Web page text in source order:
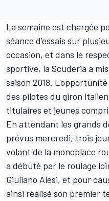
La semaine est chargée
séance d'essais sur
occasion, et dans le
sportive, la Scuderia a
saison 2018.
des pilotes du giron
titulaires et jeunes
En attendant les grands
prévus mercredi, trois
volant de la monoplace
a débuté par le roulage
Giuliano Alesi, et pour
ainsi réalisé son premier